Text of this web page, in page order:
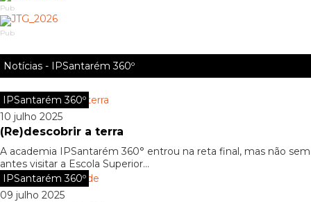
Pub
Pub
Notícias - IPSantarém 360º
IPSantarém 360º
10 julho 2025
(Re)descobrir a terra
A academia IPSantarém 360° entrou na reta final, mas não sem
antes visitar a Escola Superior...
IPSantarém 360º
09 julho 2025